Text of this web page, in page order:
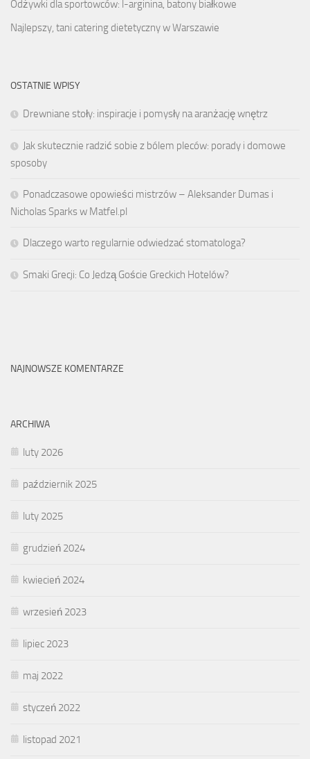
Odżywki dla sportowców: l-arginina, batony białkowe
Najlepszy, tani catering dietetyczny w Warszawie
OSTATNIE WPISY
Drewniane stoły: inspiracje i pomysły na aranżację wnętrz
Jak skutecznie radzić sobie z bólem pleców: porady i domowe
sposoby
Ponadczasowe opowieści mistrzów – Aleksander Dumas i
Nicholas Sparks w Matfel.pl
Dlaczego warto regularnie odwiedzać stomatologa?
Smaki Grecji: Co Jedzą Goście Greckich Hotelów?
NAJNOWSZE KOMENTARZE
ARCHIWA
luty 2026
październik 2025
luty 2025
grudzień 2024
kwiecień 2024
wrzesień 2023
lipiec 2023
maj 2022
styczeń 2022
listopad 2021